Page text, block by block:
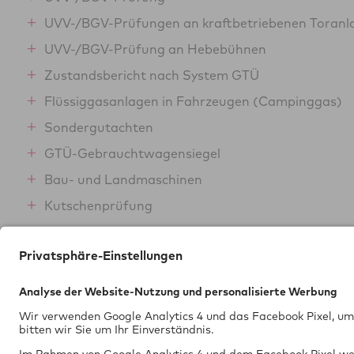
UVV-/BGV-Prüfungen an kraftbetriebenen
UVV-/BGV-Prüfung an Hebebühnen
Zustandsbericht nach System GTÜ
Flüssiggasanlagen in Fahrzeugen (Campinggas)
Sondergutachten
GTÜ-Gebrauchtwagensiegel
Bau- und Landmaschinen
Kutschenprüfung
Schallpegelmessung